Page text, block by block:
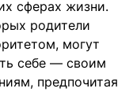
сферах жизни.
родители
могут
себе — своим
предпочитая